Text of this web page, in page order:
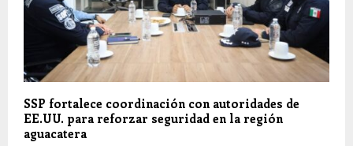
SSP fortalece coordinación con autoridades de
EE.UU. para reforzar seguridad en la región
aguacatera